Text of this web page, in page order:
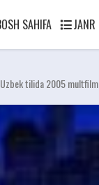
SAHIFA JANR
tilida 2005